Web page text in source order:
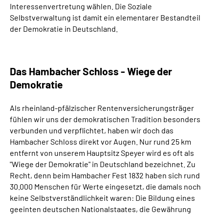
Interessenvertretung wählen. Die Soziale
Selbstverwaltung ist damit ein elementarer Bestandteil
der Demokratie in Deutschland.
Das Hambacher Schloss - Wiege der
Demokratie
Als rheinland-pfälzischer Rentenversicherungsträger
fühlen wir uns der demokratischen Tradition besonders
verbunden und verpflichtet, haben wir doch das
Hambacher Schloss direkt vor Augen. Nur rund 25 km
entfernt von unserem Hauptsitz Speyer wird es oft als
"Wiege der Demokratie" in Deutschland bezeichnet. Zu
Recht, denn beim Hambacher Fest 1832 haben sich rund
30.000 Menschen für Werte eingesetzt, die damals noch
keine Selbstverständlichkeit waren: Die Bildung eines
geeinten deutschen Nationalstaates, die Gewährung